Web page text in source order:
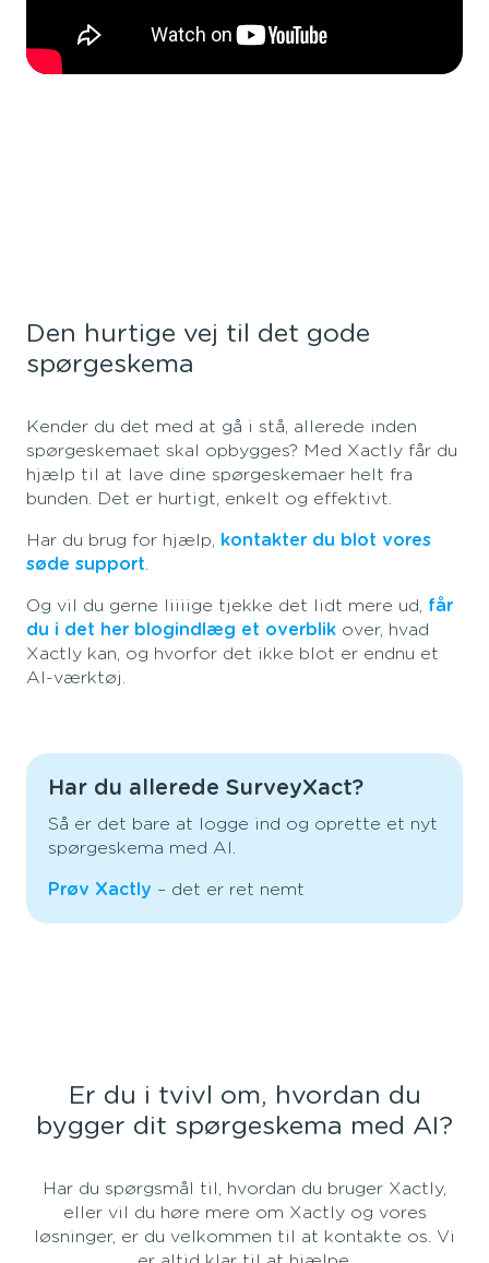
Den hurtige vej til det gode
spørgeskema
Kender du det med at gå i stå, allerede inden
spørgeskemaet skal opbygges? Med Xactly får du
hjælp til at lave dine spørgeskemaer helt fra
bunden. Det er hurtigt, enkelt og effektivt.
Har du brug for hjælp, kontakter du blot vores
søde support
Og vil du gerne liiiige tjekke det lidt mere ud, får
du i det her blogindlæg et overblik over, hvad
Xactly kan, og hvorfor det ikke blot er endnu et
AI-værktøj.
Har du allerede SurveyXact?
Så er det bare at logge ind og oprette et nyt
spørgeskema med AI.
Prøv Xactly – det er ret nemt
Er du i tvivl om, hvordan du
bygger dit spørgeskema med AI?
Har du spørgsmål til, hvordan du bruger Xactly,
eller vil du høre mere om Xactly og vores
løsninger, er du velkommen til at kontakte os. Vi